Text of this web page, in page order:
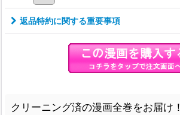
返品特約に関する重要事項
クリーニング済の漫画全巻をお届け！